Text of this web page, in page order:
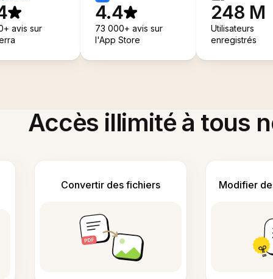
avis sur
4.4
73 000+ avis sur
l'App Store
248 M
Utilisateurs
enregistrés
Accès illimité à tous
Convertir des fichiers Modifier